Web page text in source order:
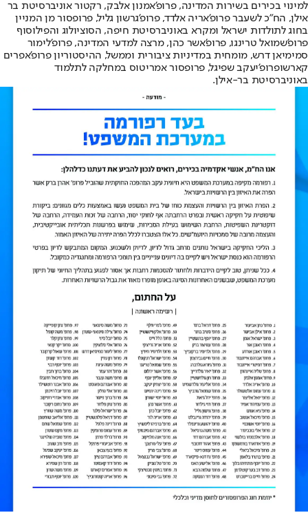
למינוי בכירים בשירות המדינה, פרופ'אמנון אלבק, רקטור אוניברסיטת בר
אילן, הח"כ לשעבר פרופ'אריה אלדד, פרופ'גרשון גליל, פרופסור מן המניין
בחוג לתולדות ישראל ומקרא באוניברסיטת חיפה, הסוציולוג והפילוסוף
פרופ'שמואל טרינגו, פרופ'אשר כהן, מרצה למדעי המדינה, פרופ'לימור
סמימיאן דרש, מומחית במדיניות ציבורית וממשל, ההיסטוריון פרופ'אפרים
קארשופרופ'יעקב שפיגל, פרופסור אמריטוס במחלקה לתלמוד
באוניברסיטת בר-אילן.